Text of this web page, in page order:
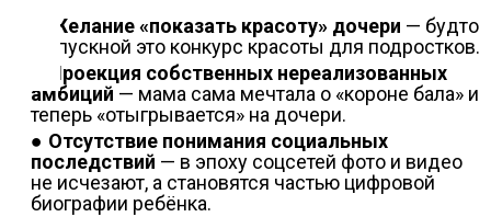
Контакты
Желание «показать красоту» дочери — будто
выпускной это конкурс красоты для подростков.
Проекция собственных нереализованных
амбиций — мама сама мечтала о «короне бала» и
теперь «отыгрывается» на дочери.
Отсутствие понимания социальных
последствий — в эпоху соцсетей фото и видео
не исчезают, а становятся частью цифровой
биографии ребёнка.